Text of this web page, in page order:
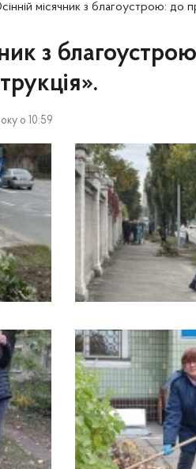
місячник з благоустрою: до прибирання долучились працівники ТОВ «Євро-
з
о 10:59